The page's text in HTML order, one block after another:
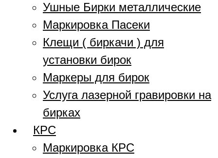
Ушные Бирки металлические
Маркировка Пасеки
Клещи ( биркачи ) для
установки бирок
Маркеры для бирок
Услуга лазерной гравировки на
бирках
КРС
Маркировка КРС